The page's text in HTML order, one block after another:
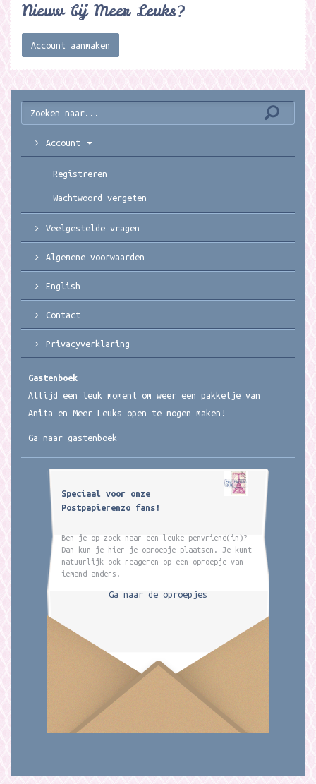
Nieuw bij Meer Leuks?
Account aanmaken
Account
Registreren
Wachtwoord vergeten
Veelgestelde vragen
Algemene voorwaarden
English
Contact
Privacyverklaring
Gastenboek
Altijd een leuk moment om weer een pakketje van
Anita en Meer Leuks open te mogen maken!
Ga naar gastenboek
Speciaal voor onze
Postpapierenzo fans!
Ben je op zoek naar een leuke penvriend(in)?
Dan kun je hier je oproepje plaatsen. Je kunt
natuurlijk ook reageren op een oproepje van
iemand anders.
Ga naar de oproepjes